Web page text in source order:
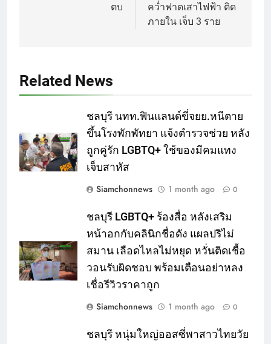
ตบ
คว่ำฟาดเสาไฟฟ้า ติด
ภายใน เจ็บ 3 ราย
Related News
ชลบุรี นทท.ฟินแลนด์ขี่จยย.หนีตาย
ขึ้นโรงพักพัทยา แจ้งตำรวจช่วย หลัง
ถูกคู่รัก LGBTQ+ ใช้ของมีคมแทง
เจ็บสาหัส
Siamchonnews
1 month ago 0
ชลบุรี LGBTQ+ ร้องสื่อ หลังเสริม
หน้าอกกับคลินิกชื่อดัง แผลปริไม่
สมาน เลือดไหลไม่หยุด หวั่นติดเชื้อ
วอนรับผิดชอบ พร้อมเตือนอย่าหลง
เชื่อรีวิวราคาถูก
Siamchonnews
1 month ago 0
ชลบุรี หนุ่มใหญ่ออสซี่พาสาวไทยวัย